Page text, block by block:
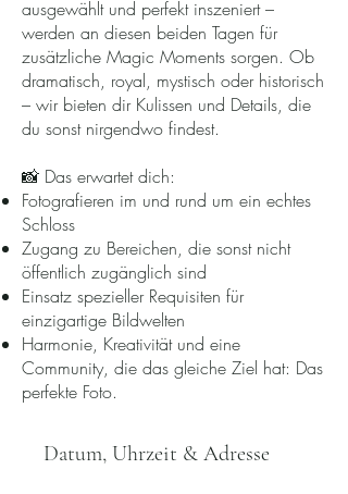
ausgewählt und perfekt inszeniert –
werden an diesen beiden Tagen für
zusätzliche Magic Moments sorgen. Ob
dramatisch, royal, mystisch oder historisch
– wir bieten dir Kulissen und Details, die
du sonst nirgendwo findest.
📸 Das erwartet dich:
Fotografieren im und rund um ein echtes
Schloss
Zugang zu Bereichen, die sonst nicht
öffentlich zugänglich sind
Einsatz spezieller Requisiten für
einzigartige Bildwelten
Harmonie, Kreativität und eine
Community, die das gleiche Ziel hat: Das
perfekte Foto.
Datum, Uhrzeit & Adresse